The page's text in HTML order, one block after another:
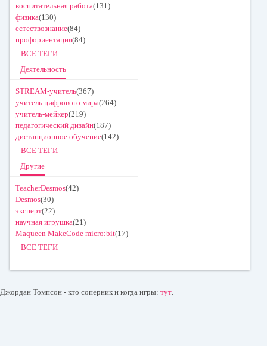
воспитательная работа(131)
физика(130)
естествознание(84)
профориентация(84)
ВСЕ ТЕГИ
Деятельность
STREAM-учитель(367)
учитель цифрового мира(264)
учитель-мейкер(219)
педагогический дизайн(187)
дистанционное обучение(142)
ВСЕ ТЕГИ
Другие
TeacherDesmos(42)
Desmos(30)
эксперт(22)
научная игрушка(21)
Maqueen MakeCode micro:bit(17)
ВСЕ ТЕГИ
Джордан Томпсон - кто соперник и когда игры: тут.